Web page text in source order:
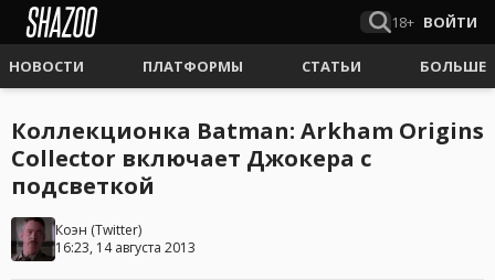
18+ ВОЙТИ
НОВОСТИ ПЛАТФОРМЫ СТАТЬИ БОЛЬШЕ
Коллекционка Batman: Arkham Origins
Collector включает Джокера с
подсветкой
Коэн (Twitter)
16:23, 14 августа 2013